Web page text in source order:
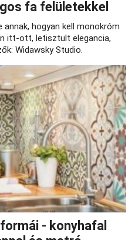
fa felületekkel
annak, hogyan kell monokróm
itt-ott, letisztult elegancia,
Widawsky Studio.
- konyhafal